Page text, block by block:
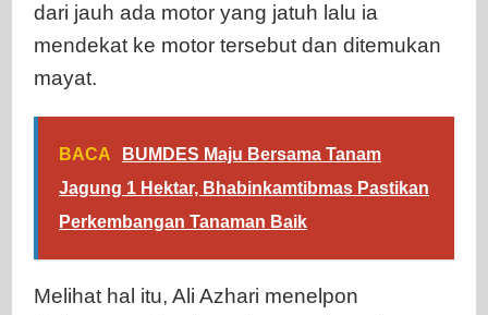
dari jauh ada motor yang jatuh lalu ia
mendekat ke motor tersebut dan ditemukan
mayat.
BACA
BUMDES Maju Bersama Tanam
Jagung 1 Hektar, Bhabinkamtibmas Pastikan
Perkembangan Tanaman Baik
Melihat hal itu, Ali Azhari menelpon